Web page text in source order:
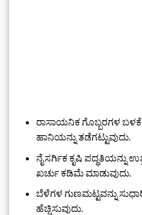
ರಾಸಾಯನಿಕ ಗೊಬ್ಬರಗಳ
ಹಾನಿಯನ್ನು ತಡೆಗಟ್ಟುವುದು.
ನೈಸರ್ಗಿಕ ಕೃಷಿ ಪದ್ಧತಿಯನ್ನು
ಖರ್ಚು ಕಡಿಮೆ ಮಾಡುವುದು.
ಬೆಳೆಗಳ ಗುಣಮಟ್ಟವನ್ನು
ಹೆಚ್ಚಿಸುವುದು.